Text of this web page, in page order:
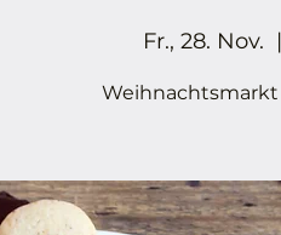
Fr., 28. Nov.
  |
Weihnachtsmarkt